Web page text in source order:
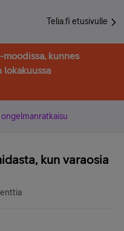
Telia.fi etusivulle
kunnes
lokakuussa
kun varaosia